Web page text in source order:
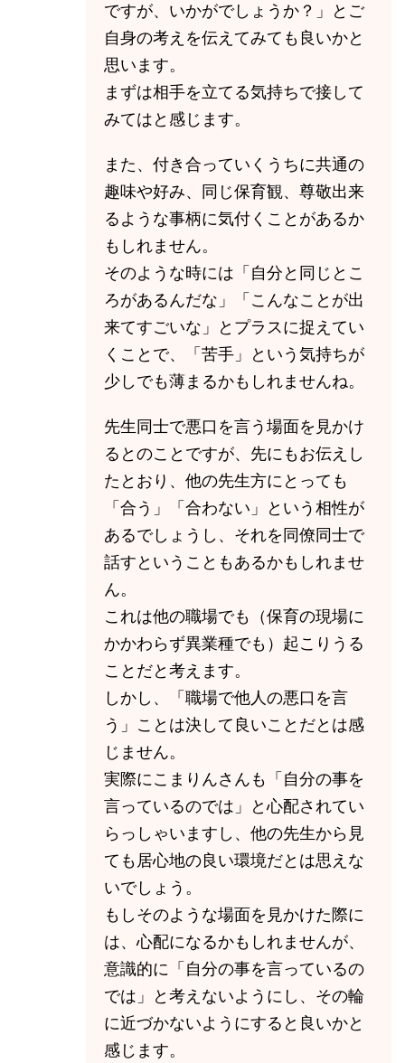
ですが、いかがでしょうか？」とご
自身の考えを伝えてみても良いかと
思います。
まずは相手を立てる気持ちで接して
みてはと感じます。
また、付き合っていくうちに共通の
趣味や好み、同じ保育観、尊敬出来
るような事柄に気付くことがあるか
もしれません。
そのような時には「自分と同じとこ
ろがあるんだな」「こんなことが出
来てすごいな」とプラスに捉えてい
くことで、「苦手」という気持ちが
少しでも薄まるかもしれませんね。
先生同士で悪口を言う場面を見かけ
るとのことですが、先にもお伝えし
たとおり、他の先生方にとっても
「合う」「合わない」という相性が
あるでしょうし、それを同僚同士で
話すということもあるかもしれませ
ん。
これは他の職場でも（保育の現場に
かかわらず異業種でも）起こりうる
ことだと考えます。
しかし、「職場で他人の悪口を言
う」ことは決して良いことだとは感
じません。
実際にこまりんさんも「自分の事を
言っているのでは」と心配されてい
らっしゃいますし、他の先生から見
ても居心地の良い環境だとは思えな
いでしょう。
もしそのような場面を見かけた際に
は、心配になるかもしれませんが、
意識的に「自分の事を言っているの
では」と考えないようにし、その輪
に近づかないようにすると良いかと
感じます。